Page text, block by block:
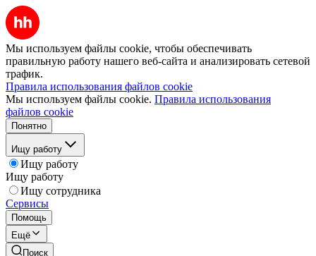
Мы используем файлы cookie, чтобы обеспечивать
правильную работу нашего веб-сайта и анализировать сетевой
трафик.
Правила использования файлов cookie
Мы используем файлы cookie. Правила использования
файлов cookie
Понятно
Ищу работу
Ищу работу
Ищу работу
Ищу сотрудника
Сервисы
Помощь
Ещё
Поиск